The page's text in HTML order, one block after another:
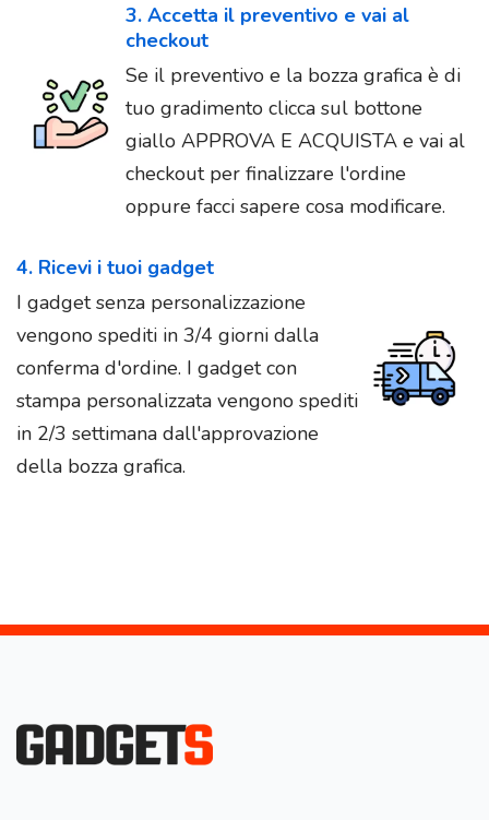
3. Accetta il preventivo e vai al
checkout
Se il preventivo e la bozza grafica è di
tuo gradimento clicca sul bottone
giallo APPROVA E ACQUISTA e vai al
checkout per finalizzare l'ordine
oppure facci sapere cosa modificare.
4. Ricevi i tuoi gadget
I gadget senza personalizzazione
vengono spediti in 3/4 giorni dalla
conferma d'ordine. I gadget con
stampa personalizzata vengono spediti
in 2/3 settimana dall'approvazione
della bozza grafica.